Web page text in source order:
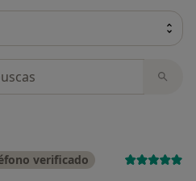
verificado